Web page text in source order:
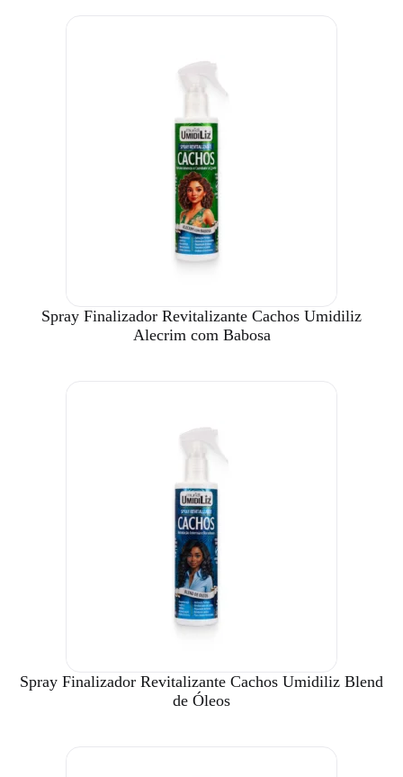
Spray Finalizador Revitalizante Cachos Umidiliz
Alecrim com Babosa
Spray Finalizador Revitalizante Cachos Umidiliz Blend
de Óleos